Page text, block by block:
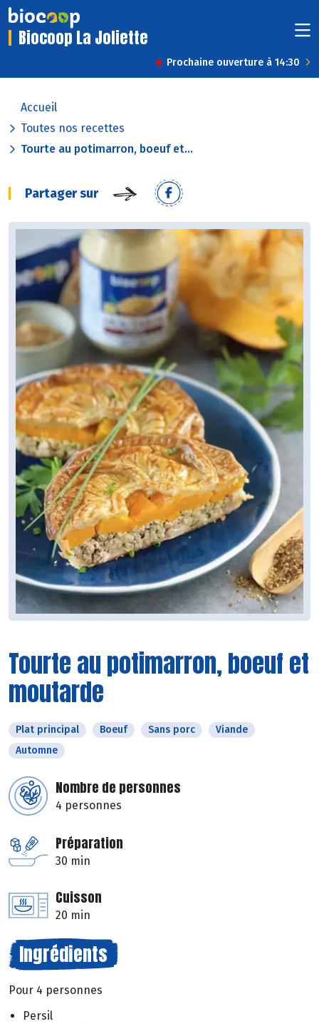
Biocoop La Joliette
Prochaine ouverture à 14:30
Accueil
Toutes nos recettes
Tourte au potimarron, boeuf et...
Partager sur
Tourte au potimarron, boeuf et
moutarde
Plat principal Boeuf Sans porc
Viande
Automne
Nombre de personnes
4 personnes
Préparation
30 min
Cuisson
20 min
Ingrédients
Pour 4 personnes
Persil